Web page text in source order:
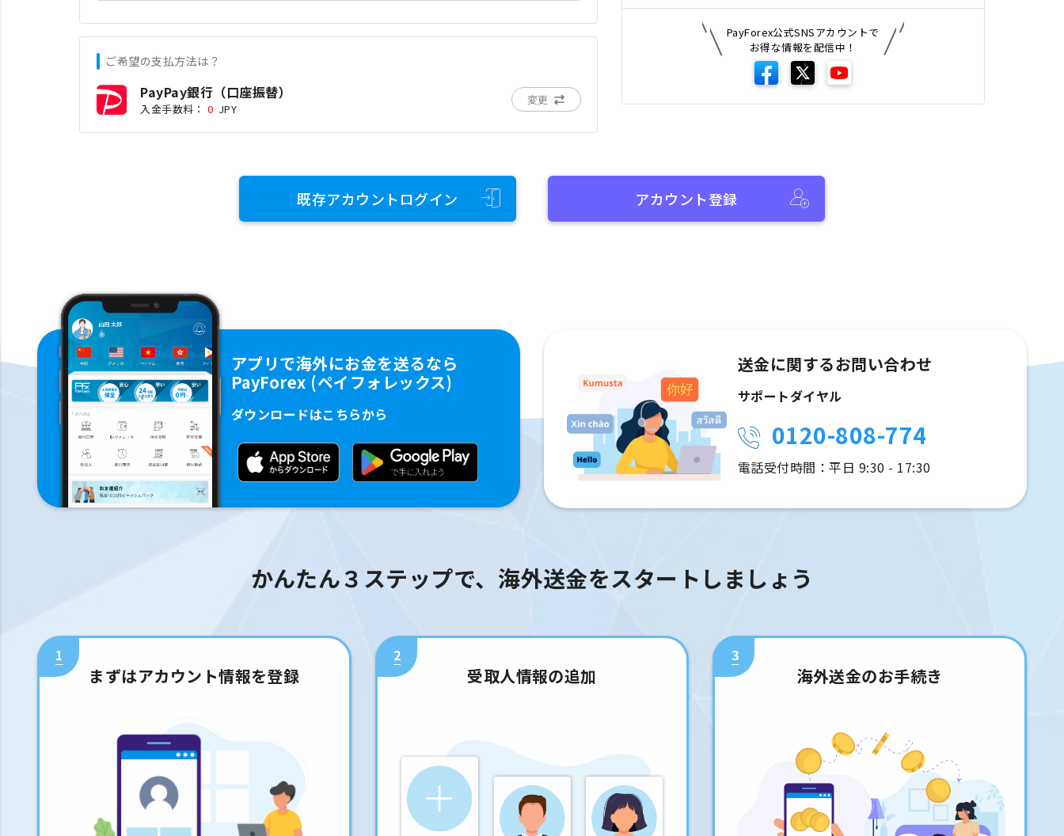
ご希望の支払方法は？
PayPay銀行（口座振替）
入金手数料： 0 JPY
変更
PayForex公式SNSアカウントで
お得な情報を配信中！
既存アカウントログイン アカウント登録
アプリで海外にお金を送るなら
PayForex (ペイフォレックス)
ダウンロードはこちらから
送金に関するお問い合わせ
サポートダイヤル
0120-808-774
電話受付時間：平日 9:30 - 17:30
かんたん３ステップで、海外送金をスタートしましょう
1
まずはアカウント情報を登録
2
受取人情報の追加
3
海外送金のお手続き